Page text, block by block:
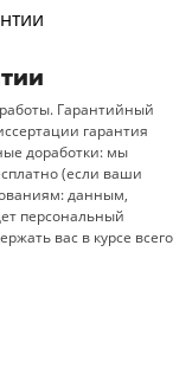
Гарантийный
гарантия
доработки: мы
(если ваши
данным,
персональный
вас в курсе всего